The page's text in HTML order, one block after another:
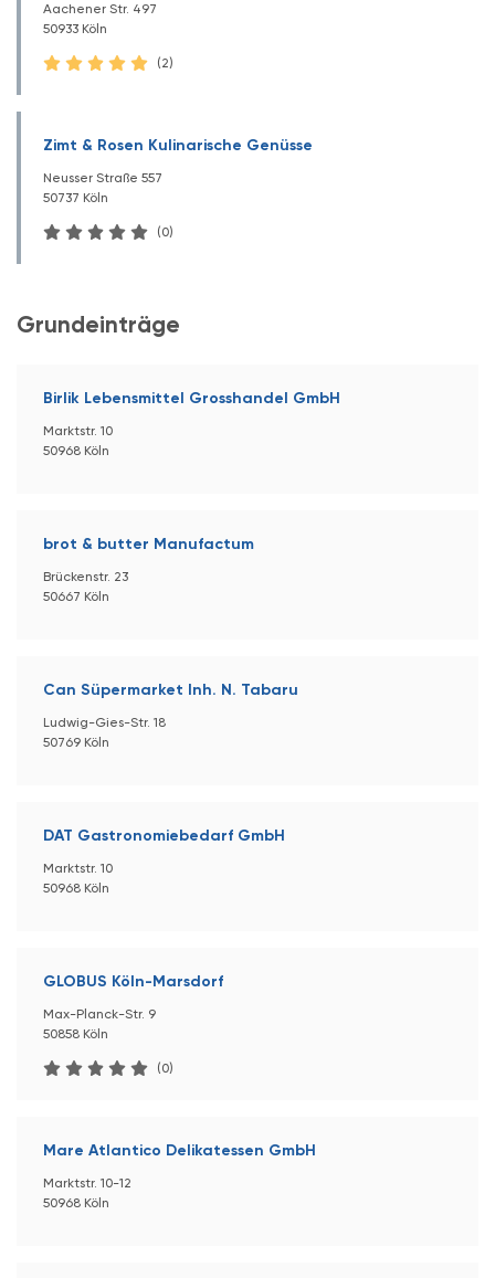
Aachener Str. 497
50933 Köln
(2)
Zimt & Rosen Kulinarische Genüsse
Neusser Straße 557
50737 Köln
(0)
Grundeinträge
Birlik Lebensmittel Grosshandel GmbH
Marktstr. 10
50968 Köln
brot & butter Manufactum
Brückenstr. 23
50667 Köln
Can Süpermarket Inh. N. Tabaru
Ludwig-Gies-Str. 18
50769 Köln
DAT Gastronomiebedarf GmbH
Marktstr. 10
50968 Köln
GLOBUS Köln-Marsdorf
Max-Planck-Str. 9
50858 Köln
(0)
Mare Atlantico Delikatessen GmbH
Marktstr. 10-12
50968 Köln